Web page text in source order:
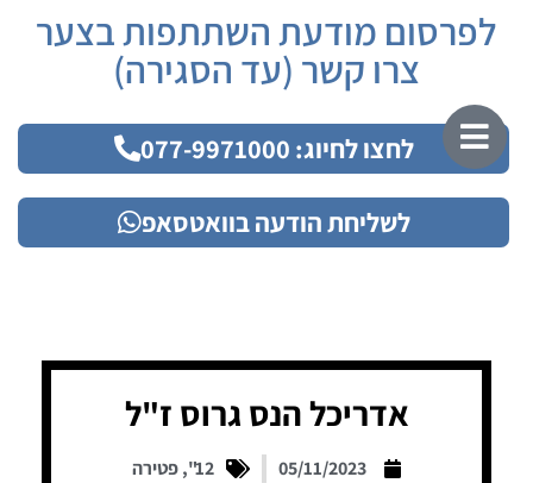
לפרסום מודעת השתתפות בצער
צרו קשר (עד הסגירה)
לחצו לחיוג: 077-9971000
לשליחת הודעה בוואטסאפ
אדריכל הנס גרוס ז"ל
05/11/2023
12"
,פטירה